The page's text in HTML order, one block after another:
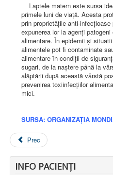
Laptele matern este sursa
primele luni de viață. Acesta
prin proprietățile anti-
expunerea lor la agenți
alimentare. În epidemii și
alimentele pot fi contaminate
alimentare în condiții de
sugari, de la naștere până la
alăptării după această vârstă
prevenirea toxiinfecțiilor
mici.
SURSA: ORGANIZAȚIA
Prec
INFO PACIENŢI